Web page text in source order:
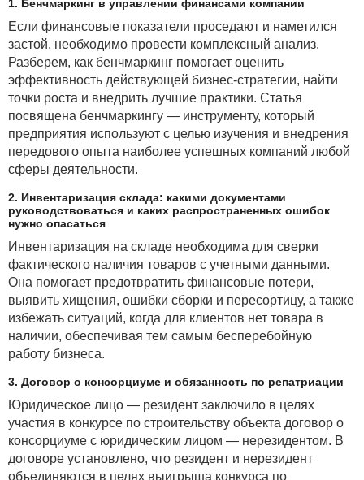
1. Бенчмаркинг в управлении финансами компании
Если финансовые показатели проседают и наметился
застой, необходимо провести комплексный анализ.
Разберем, как бенчмаркинг помогает оценить
эффективность действующей бизнес-стратегии, найти
точки роста и внедрить лучшие практики. Статья
посвящена бенчмаркингу — инструменту, который
предприятия используют с целью изучения и внедрения
передового опыта наиболее успешных компаний любой
сферы деятельности.
2. Инвентаризация склада: какими документами
руководствоваться и каких распространенных ошибок
нужно опасаться
Инвентаризация на складе необходима для сверки
фактического наличия товаров с учетными данными.
Она помогает предотвратить финансовые потери,
выявить хищения, ошибки сборки и пересортицу, а также
избежать ситуаций, когда для клиентов нет товара в
наличии, обеспечивая тем самым бесперебойную
работу бизнеса.
3. Договор о консорциуме и обязанность по репатриации
Юридическое лицо — резидент заключило в целях
участия в конкурсе по строительству объекта договор о
консорциуме с юридическим лицом — нерезидентом. В
договоре установлено, что резидент и нерезидент
объединяются в целях выигрыша конкурса по